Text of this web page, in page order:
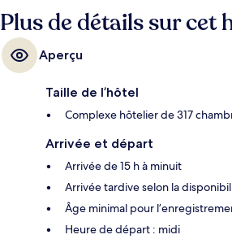
Plus de détails sur cet
Aperçu
Taille de l’hôtel
Complexe hôtelier de 317
Arrivée et départ
Arrivée de 15 h à minuit
Arrivée tardive selon la
Âge minimal pour
Heure de départ : midi